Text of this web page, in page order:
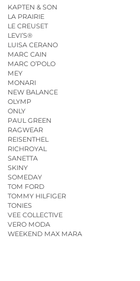
KAPTEN & SON
LA PRAIRIE
LE CREUSET
LEVI’S®
LUISA CERANO
MARC CAIN
MARC O’POLO
MEY
MONARI
NEW BALANCE
OLYMP
ONLY
PAUL GREEN
RAGWEAR
REISENTHEL
RICHROYAL
SANETTA
SKINY
SOMEDAY
TOM FORD
TOMMY HILFIGER
TONIES
VEE COLLECTIVE
VERO MODA
WEEKEND MAX MARA